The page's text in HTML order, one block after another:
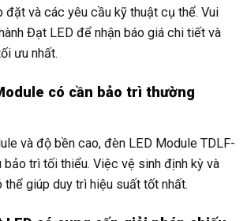
đặt và các yêu cầu kỹ thuật cụ thể. Vui
Đạt LED để nhận báo giá chi tiết và
ưu nhất.
có cần bảo trì thường
và độ bền cao, đèn LED Module TDLF-
bảo trì tối thiểu. Việc vệ sinh định kỳ và
thể giúp duy trì hiệu suất tốt nhất.